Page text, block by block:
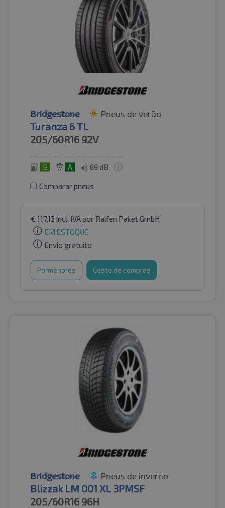
Bridgestone Pneus de verão
Turanza 6 TL
205/60R16 92V
B A 69 dB
Comparar pneus
€ 117.13 incl. IVApor Raifen Paket GmbH
EM ESTOQUE
Envio gratuito
Pormenores Cesto de compras
Bridgestone Pneus de inverno
Blizzak LM 001 XL 3PMSF
205/60R16 96H